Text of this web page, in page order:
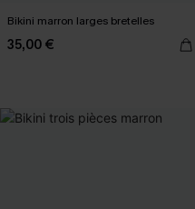
Bikini marron larges bretelles
35,00 €